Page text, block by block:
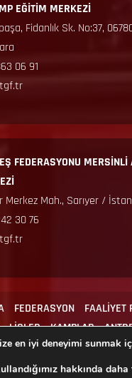
EĞİTİM MERKEZİ
Fidanlık Sk. No:37,
06 91
FEDERASYONU
Merkez Mah., Sarıyer /
30 76
FEDERASYON
FAALİYET
LİGLER KAMPLAR
İLGİLİ FORMLAR
en iyi deneyimi sunmak
hakkında